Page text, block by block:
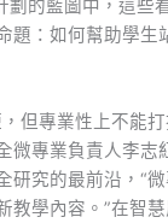
劃的藍圖中，這些
題：如何幫助學生
但專業性上不能
微專業負責人李志
研究的最前沿，“
教學內容。”在智